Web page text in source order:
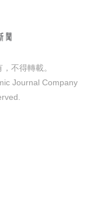
不得轉載。
Journal Company